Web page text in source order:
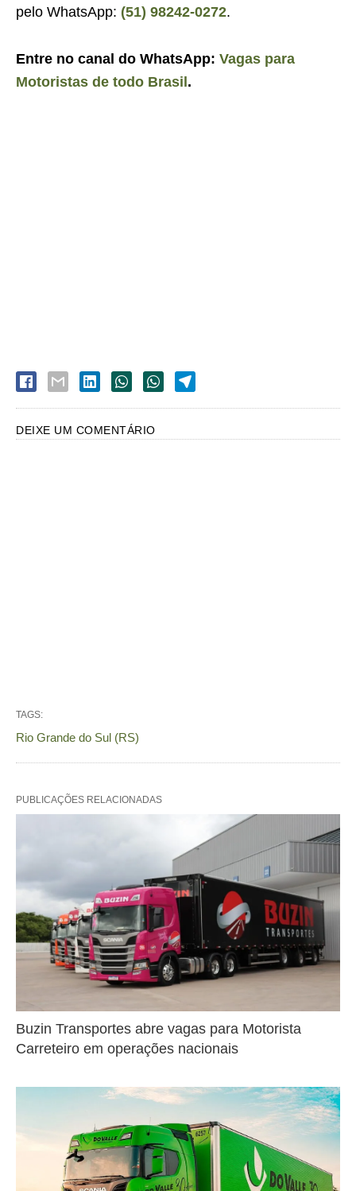
pelo WhatsApp: (51) 98242-0272.
Entre no canal do WhatsApp: Vagas para
Motoristas de todo Brasil .
DEIXE UM COMENTÁRIO
TAGS:
Rio Grande do Sul (RS)
PUBLICAÇÕES RELACIONADAS
Buzin Transportes abre vagas para Motorista
Carreteiro em operações nacionais